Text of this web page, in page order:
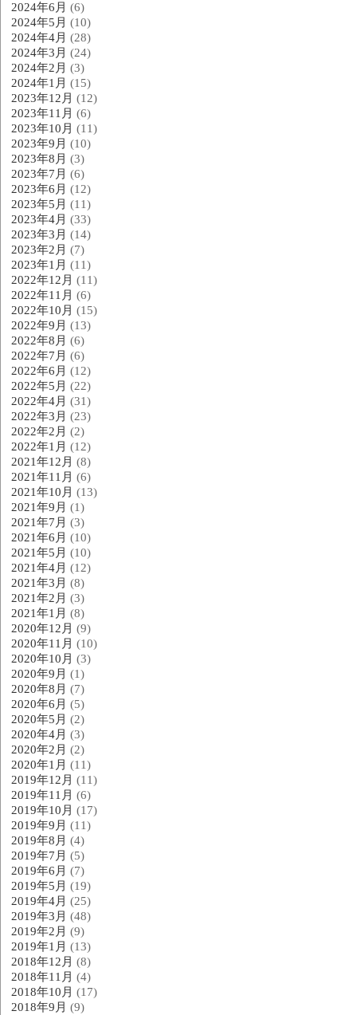
2024年6月 (6)
2024年5月 (10)
2024年4月 (28)
2024年3月 (24)
2024年2月 (3)
2024年1月 (15)
2023年12月 (12)
2023年11月 (6)
2023年10月 (11)
2023年9月 (10)
2023年8月 (3)
2023年7月 (6)
2023年6月 (12)
2023年5月 (11)
2023年4月 (33)
2023年3月 (14)
2023年2月 (7)
2023年1月 (11)
2022年12月 (11)
2022年11月 (6)
2022年10月 (15)
2022年9月 (13)
2022年8月 (6)
2022年7月 (6)
2022年6月 (12)
2022年5月 (22)
2022年4月 (31)
2022年3月 (23)
2022年2月 (2)
2022年1月 (12)
2021年12月 (8)
2021年11月 (6)
2021年10月 (13)
2021年9月 (1)
2021年7月 (3)
2021年6月 (10)
2021年5月 (10)
2021年4月 (12)
2021年3月 (8)
2021年2月 (3)
2021年1月 (8)
2020年12月 (9)
2020年11月 (10)
2020年10月 (3)
2020年9月 (1)
2020年8月 (7)
2020年6月 (5)
2020年5月 (2)
2020年4月 (3)
2020年2月 (2)
2020年1月 (11)
2019年12月 (11)
2019年11月 (6)
2019年10月 (17)
2019年9月 (11)
2019年8月 (4)
2019年7月 (5)
2019年6月 (7)
2019年5月 (19)
2019年4月 (25)
2019年3月 (48)
2019年2月 (9)
2019年1月 (13)
2018年12月 (8)
2018年11月 (4)
2018年10月 (17)
2018年9月 (9)